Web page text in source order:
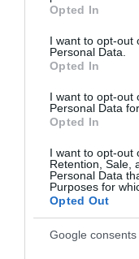
use your data for
consent section.
Opted In
I want to opt-out
Personal Data.
Opted In
I want to opt-out
Personal Data
Opted In
I want to opt-out
Retention, Sale,
Personal Data
Purposes for
Opted Out
Google consents
Bérbeadod a
A felsőoktatási
minden évben
egyetemre és